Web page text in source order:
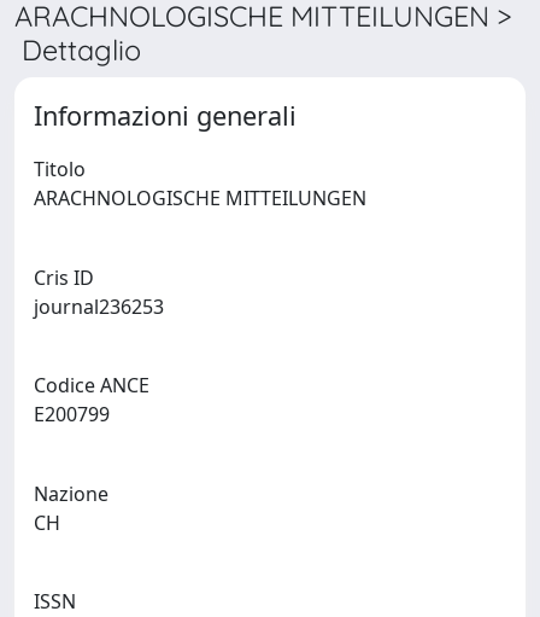
ARACHNOLOGISCHE MITTEILUNGEN >
Dettaglio
Informazioni generali
Titolo
Cris ID
Codice ANCE
Nazione
ISSN